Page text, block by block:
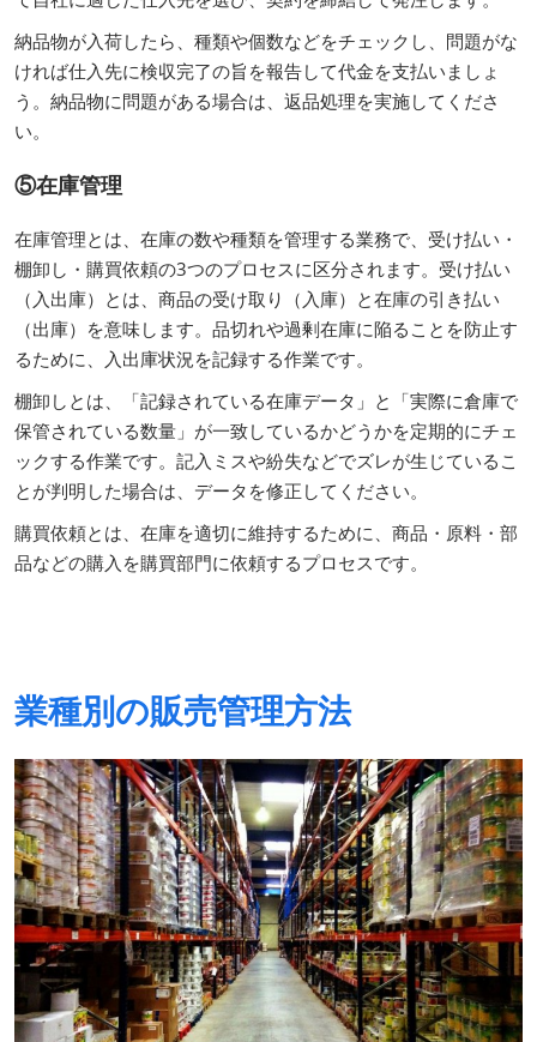
納品物が入荷したら、種類や個数などをチェックし、問題がな
ければ仕入先に検収完了の旨を報告して代金を支払いましょ
う。納品物に問題がある場合は、返品処理を実施してくださ
い。
⑤在庫管理
在庫管理とは、在庫の数や種類を管理する業務で、受け払い・
棚卸し・購買依頼の3つのプロセスに区分されます。受け払い
（入出庫）とは、商品の受け取り（入庫）と在庫の引き払い
（出庫）を意味します。品切れや過剰在庫に陥ることを防止す
るために、入出庫状況を記録する作業です。
棚卸しとは、「記録されている在庫データ」と「実際に倉庫で
保管されている数量」が一致しているかどうかを定期的にチェ
ックする作業です。記入ミスや紛失などでズレが生じているこ
とが判明した場合は、データを修正してください。
購買依頼とは、在庫を適切に維持するために、商品・原料・部
品などの購入を購買部門に依頼するプロセスです。
業種別の販売管理方法